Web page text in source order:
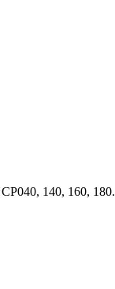
140, 160, 180.